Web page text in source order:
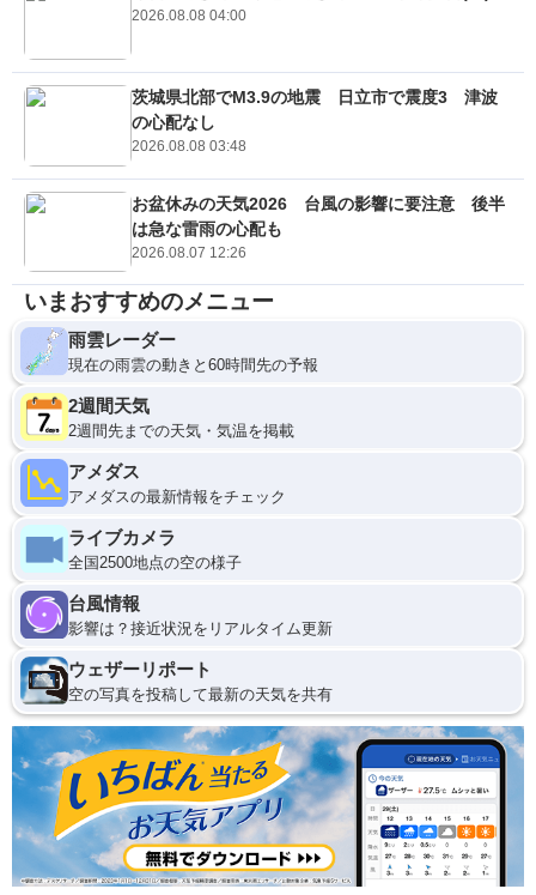
2026.08.08 04:00
茨城県北部でM3.9の地震 日立市で震度3 津波
の心配なし
2026.08.08 03:48
お盆休みの天気2026 台風の影響に要注意 後半
は急な雷雨の心配も
2026.08.07 12:26
いまおすすめのメニュー
雨雲レーダー
現在の雨雲の動きと60時間先の予報
2週間天気
2週間先までの天気・気温を掲載
アメダス
アメダスの最新情報をチェック
ライブカメラ
全国2500地点の空の様子
台風情報
影響は？接近状況をリアルタイム更新
ウェザーリポート
空の写真を投稿して最新の天気を共有